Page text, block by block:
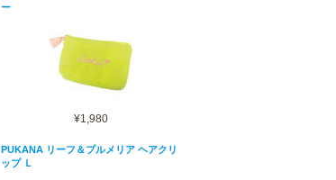
ー
¥1,980
PUKANA リーフ＆プルメリア ヘアクリ
ップ Ｌ